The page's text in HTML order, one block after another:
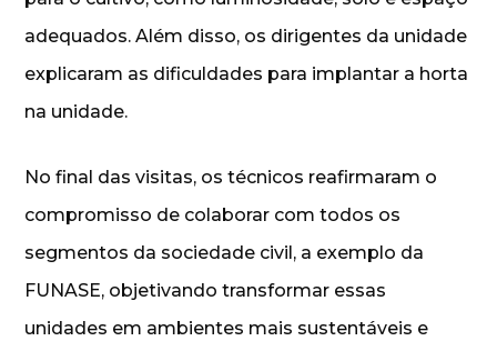
adequados. Além disso, os dirigentes da unidade
explicaram as dificuldades para implantar a horta
na unidade.
No final das visitas, os técnicos reafirmaram o
compromisso de colaborar com todos os
segmentos da sociedade civil, a exemplo da
FUNASE, objetivando transformar essas
unidades em ambientes mais sustentáveis e